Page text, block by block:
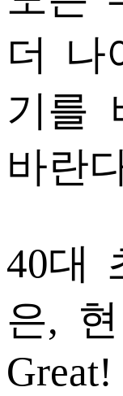
더 나
기를
바란
40대
은,
Great!